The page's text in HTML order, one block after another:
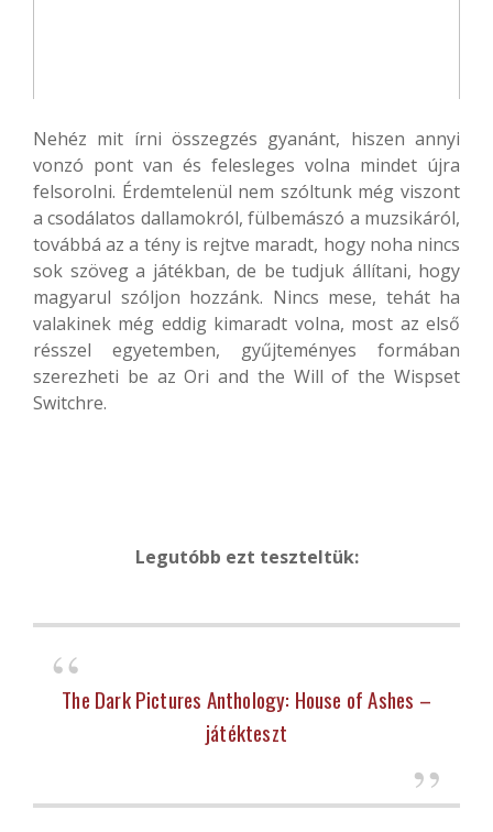
Nehéz mit írni összegzés gyanánt, hiszen annyi
vonzó pont van és felesleges volna mindet újra
felsorolni. Érdemtelenül nem szóltunk még viszont
a csodálatos dallamokról, fülbemászó a muzsikáról,
továbbá az a tény is rejtve maradt, hogy noha nincs
sok szöveg a játékban, de be tudjuk állítani, hogy
magyarul szóljon hozzánk. Nincs mese, tehát ha
valakinek még eddig kimaradt volna, most az első
résszel egyetemben, gyűjteményes formában
szerezheti be az Ori and the Will of the Wispset
Switchre.
Legutóbb ezt teszteltük:
The Dark Pictures Anthology: House of Ashes –
játékteszt